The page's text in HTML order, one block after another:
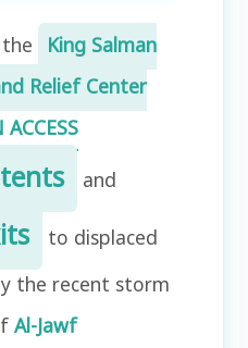
King Salman
Relief Center
and
to displaced
the recent storm
Al-Jawf